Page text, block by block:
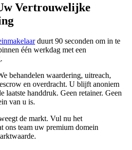
Vertrouwelijke
duurt 90 seconden om in te
één werkdag met een
behandelen waardering, uitreach,
en overdracht. U blijft anoniem
laatste handdruk. Geen retainer. Geen
van u is.
de markt. Vul nu het
ons team uw premium domein